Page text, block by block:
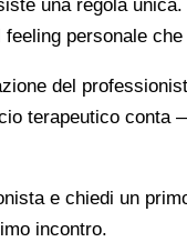
una regola
personale
del
terapeutico
e chiedi un
incontro.